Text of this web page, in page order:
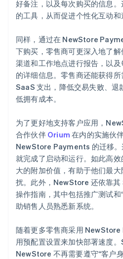
好备注，以及每次购买的信息
的工具，从而促进个性化互动和
同样，通过在 NewStore
下购买，零售商可更深入地了
渠道和工作地点进行报告，以
的详细信息。零售商还能获得
SaaS 支出，降低交易失败、退
低拥有成本。
为了更好地支持客户应用，
合作伙伴 Orium 在内的实施伙
NewStore Payments 的迁移。
就完成了启动和运行。如此高
大的附加价值，有助于他们最
扰。此外，NewStore 还依靠其
操作指南，其中包括推广测试
助销售人员熟悉新系统。
随着更多零售商采用
用预配置设置来加快部署速度
NewStore 不再需要遵守“客户